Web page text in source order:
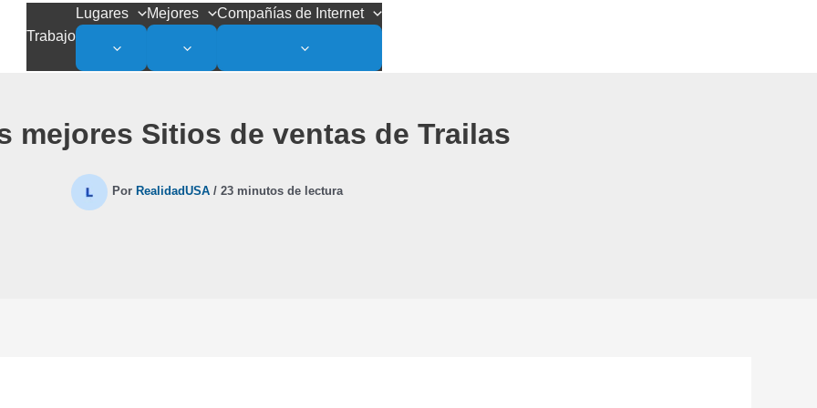
Trabajo
Lugares Mejores Compañías de Internet
mejores Sitios de ventas de Trailas
Por RealidadUSA / 23 minutos de lectura